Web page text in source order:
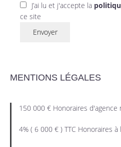
J’ai lu et j'accepte la
ce site
Envoyer
MENTIONS LÉGALES
150 000 € Honoraires d'agence
4% ( 6 000 € ) TTC Honoraires